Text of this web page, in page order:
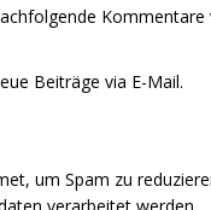
Kommentare
Beiträge via E-Mail.
um Spam zu